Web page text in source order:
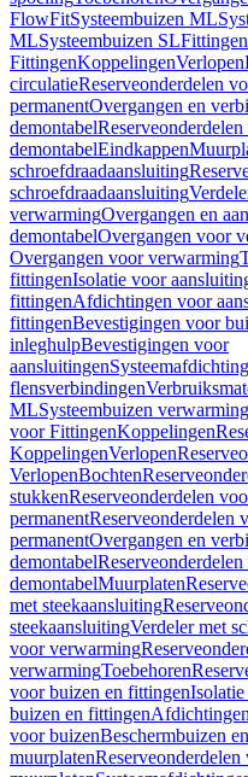
FlowFitSysteembuizen ML
MLSysteembuizen SLFittingen
FittingenKoppelingenVerlopen
circulatieReserveonderdelen
permanentOvergangen en
demontabel
demontabelEindkappen
schroefdraadaansluiting
schroefdraadaansluiting
verwarmingOvergangen en
demontabelOvergangen voor
Overgangen voor verwarming
fittingenIsolatie voor
fittingenAfdichtingen voor
fittingenBevestigingen voor
inleghulpBevestigingen voor
aansluitingen
flensverbindingen
MLSysteembuizen
voor FittingenKoppelingen
KoppelingenVerlopen
VerlopenBochten
stukkenReserveonderdelen
permanentReserveonderdelen
permanentOvergangen en
demontabel
demontabelMuurplaten
met steekaansluiting
steekaansluitingVerdeler met
voor verwarming
verwarmingToebehoren
voor buizen en fittingen
buizen en fittingen
voor buizenBeschermbuizen
muurplaten